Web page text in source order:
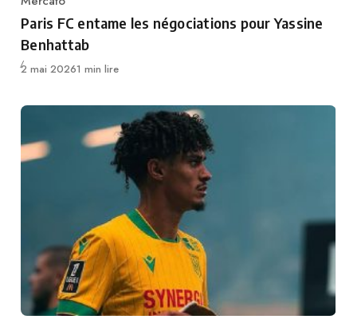
Category
Paris FC entame les négociations pour Yassine
Benhattab
Publié
2 mai 20261 min lire